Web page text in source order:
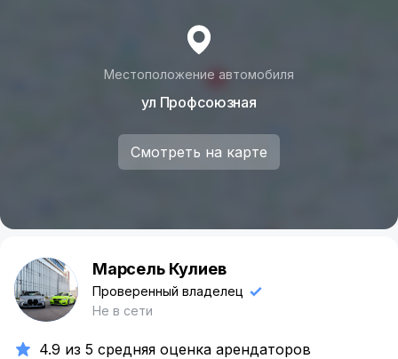
Местоположение автомобиля
ул Профсоюзная
Смотреть на карте
М Марсель Кулиев
Проверенный владелец
Не в сети
4.9 из 5 средняя оценка арендаторов